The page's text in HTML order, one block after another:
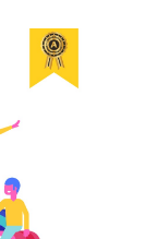
STAI Al-
di